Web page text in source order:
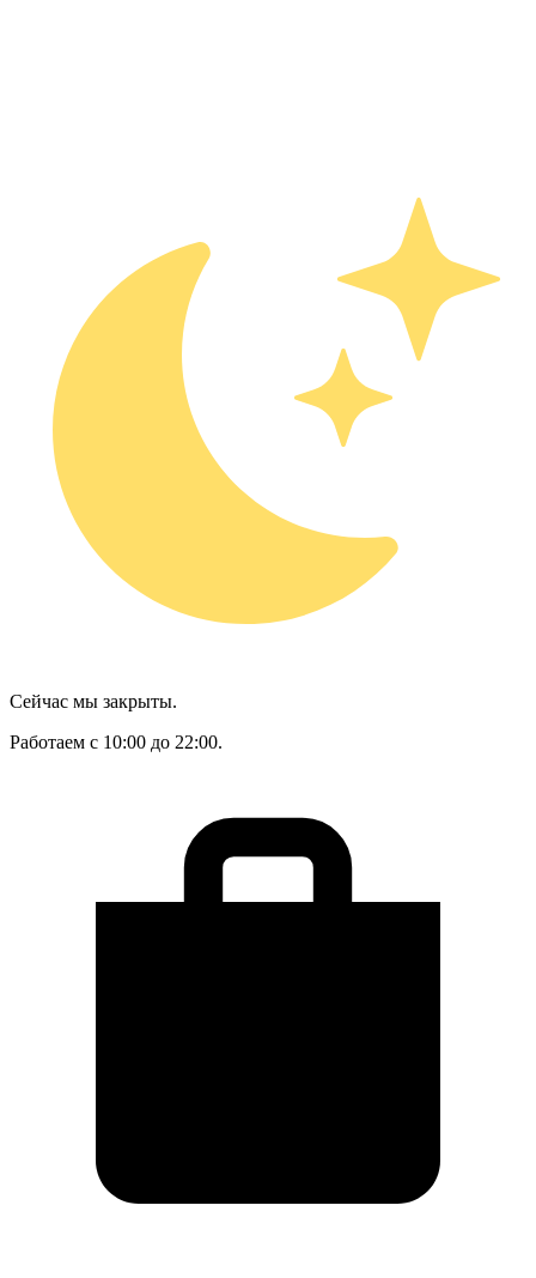
Сейчас мы закрыты.
Работаем с 10:00 до 22:00.